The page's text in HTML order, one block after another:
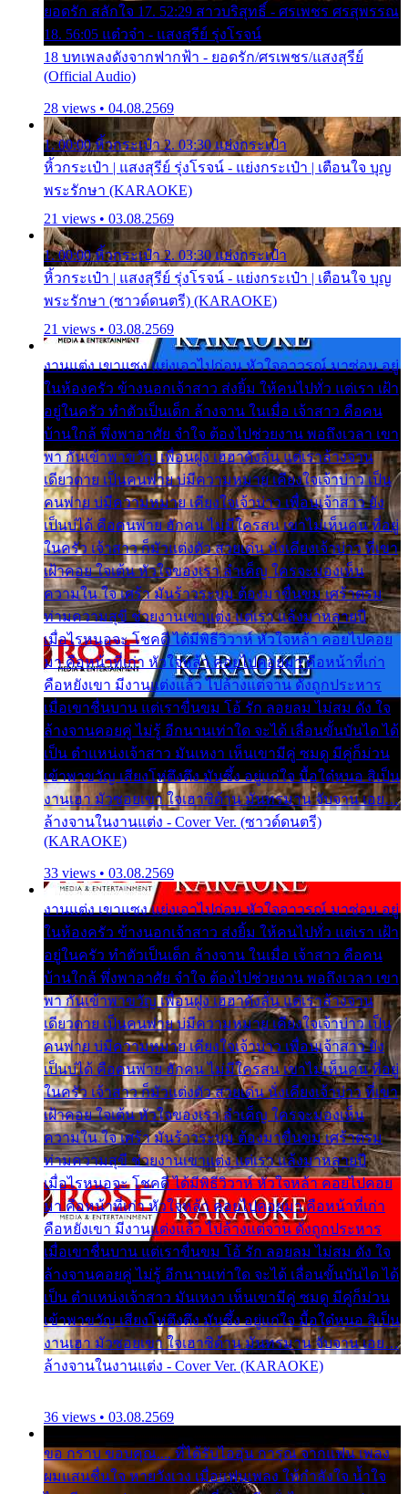
ยอดรัก สลักใจ 17. 52:29 สาวบริสุทธิ์ - ศรเพชร ศรสุพรรณ
18. 56:05 แต๋วจ๋า - แสงสุรีย์ รุ่งโรจน์
18 บทเพลงดังจากฟากฟ้า - ยอดรัก/ศรเพชร/แสงสุรีย์
(Official Audio)
28 views • 04.08.2569
1. 00:00 หิ้วกระเป๋า 2. 03:30 แย่งกระเป๋า
หิ้วกระเป๋า | แสงสุรีย์ รุ่งโรจน์ - แย่งกระเป๋า | เตือนใจ บุญ
พระรักษา (KARAOKE)
21 views • 03.08.2569
1. 00:00 หิ้วกระเป๋า 2. 03:30 แย่งกระเป๋า
หิ้วกระเป๋า | แสงสุรีย์ รุ่งโรจน์ - แย่งกระเป๋า | เตือนใจ บุญ
พระรักษา (ซาวด์ดนตรี) (KARAOKE)
21 views • 03.08.2569
งานแต่ง เขาแซง แย่งเอาไปก่อน หัวใจอาวรณ์ มาซ่อน อยู่
ในห้องครัว ข้างนอกเจ้าสาว ส่งยิ้ม ให้คนไปทั่ว แต่เรา เฝ้า
อยู่ในครัว ทำตัวเป็นเด็ก ล้างจาน ในเมื่อ เจ้าสาว คือคน
บ้านใกล้ พึ่งพาอาศัย จำใจ ต้องไปช่วยงาน พอถึงเวลา เขา
พา กันเข้าพาขวัญ เพื่อนฝูง เฮฮาดังลั่น แต่เราล้างจาน
เดียวดาย เป็นคนพ่าย บ่มีความหมาย เคียงใจเจ้าบ่าว เป็น
คนพ่าย บ่มีความหมาย เคียงใจเจ้าบ่าว เพื่อนเจ้าสาว ยัง
เป็นบ่ได้ คือคนพ่าย ฮักคน ไม่มีใครสน เขาไม่เห็นคน ที่อยู่
ในครัว เจ้าสาว ก็มัวแต่งตัว สวยเด่น นั่งเคียงเจ้าบ่าว ที่เขา
เฝ้าคอย ใจเต้น หัวใจของเรา ลำเค็ญ ใครจะมองเห็น
ความใน ใจ เศร้า มันร้าวระบม ต้องมาขื่นขม เศร้าตรม
ท่ามความสุขี ช่วยงานเขาแต่ง แต่เรา แล้งมาหลายปี
เมื่อไรหนอจะ โชคดี ได้มีพิธีวิวาห์ หัวใจหล้า คอยไปคอย
มา คือหน้าที่เก่า หัวใจหล้า คอยไปคอยมา คือหน้าที่เก่า
คือหยังเขา มีงานแต่งแล้ว ไปล้างแต่จาน ดั่งถูกประหาร
เมื่อเขาชื่นบาน แต่เราขื่นขม โอ้ รัก ลอยลม ไม่สม ดัง ใจ
ล้างจานคอยคู่ ไม่รู้ อีกนานเท่าใด จะได้ เลื่อนขั้นบันได ได้
เป็น ตำแหน่งเจ้าสาว มันเหงา เห็นเขามีคู่ ซมดู มีคู่ก็ม่วน
เข้าพาขวัญ เสียงโห่ตึงตึง มันซึ้ง อยู่แก่ใจ มื้อใด๋หนอ สิเป็น
งานเฮา มัวซอยเขา ใจเฮาซิด้าน มันทรมาน จับจาน เอย…
ล้างจานในงานแต่ง - Cover Ver. (ซาวด์ดนตรี)
(KARAOKE)
33 views • 03.08.2569
งานแต่ง เขาแซง แย่งเอาไปก่อน หัวใจอาวรณ์ มาซ่อน อยู่
ในห้องครัว ข้างนอกเจ้าสาว ส่งยิ้ม ให้คนไปทั่ว แต่เรา เฝ้า
อยู่ในครัว ทำตัวเป็นเด็ก ล้างจาน ในเมื่อ เจ้าสาว คือคน
บ้านใกล้ พึ่งพาอาศัย จำใจ ต้องไปช่วยงาน พอถึงเวลา เขา
พา กันเข้าพาขวัญ เพื่อนฝูง เฮฮาดังลั่น แต่เราล้างจาน
เดียวดาย เป็นคนพ่าย บ่มีความหมาย เคียงใจเจ้าบ่าว เป็น
คนพ่าย บ่มีความหมาย เคียงใจเจ้าบ่าว เพื่อนเจ้าสาว ยัง
เป็นบ่ได้ คือคนพ่าย ฮักคน ไม่มีใครสน เขาไม่เห็นคน ที่อยู่
ในครัว เจ้าสาว ก็มัวแต่งตัว สวยเด่น นั่งเคียงเจ้าบ่าว ที่เขา
เฝ้าคอย ใจเต้น หัวใจของเรา ลำเค็ญ ใครจะมองเห็น
ความใน ใจ เศร้า มันร้าวระบม ต้องมาขื่นขม เศร้าตรม
ท่ามความสุขี ช่วยงานเขาแต่ง แต่เรา แล้งมาหลายปี
เมื่อไรหนอจะ โชคดี ได้มีพิธีวิวาห์ หัวใจหล้า คอยไปคอย
มา คือหน้าที่เก่า หัวใจหล้า คอยไปคอยมา คือหน้าที่เก่า
คือหยังเขา มีงานแต่งแล้ว ไปล้างแต่จาน ดั่งถูกประหาร
เมื่อเขาชื่นบาน แต่เราขื่นขม โอ้ รัก ลอยลม ไม่สม ดัง ใจ
ล้างจานคอยคู่ ไม่รู้ อีกนานเท่าใด จะได้ เลื่อนขั้นบันได ได้
เป็น ตำแหน่งเจ้าสาว มันเหงา เห็นเขามีคู่ ซมดู มีคู่ก็ม่วน
เข้าพาขวัญ เสียงโห่ตึงตึง มันซึ้ง อยู่แก่ใจ มื้อใด๋หนอ สิเป็น
งานเฮา มัวซอยเขา ใจเฮาซิด้าน มันทรมาน จับจาน เอย…
ล้างจานในงานแต่ง - Cover Ver. (KARAOKE)
36 views • 03.08.2569
ขอ กราบ ขอบคุณ.... ที่ได้รับไออุ่น การุณ จากแฟน เพลง
ผมแสนชื่นใจ หายวังเวง เมื่อแฟนเพลง ให้กำลังใจ น้ำใจ